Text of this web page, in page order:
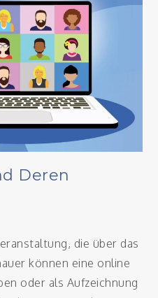
Deren
die über das
können eine online
oder als Aufzeichnung